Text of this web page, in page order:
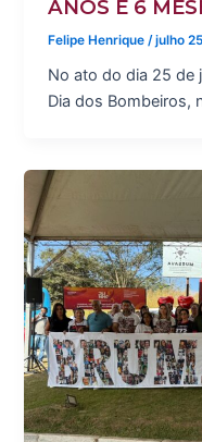
ANOS E 6
Felipe Henrique /julho
No ato do dia 25 de
Dia dos Bombeiros,